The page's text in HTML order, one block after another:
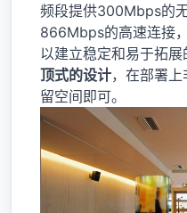
频段提供300Mbps的
866Mbps的高速连接
以建立稳定和易于拓
顶式的设计，在部署
留空间即可。